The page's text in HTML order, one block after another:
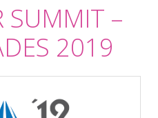
SUMMIT –
2019